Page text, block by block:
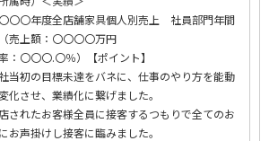
〇〇年度全店舗家具個人別売上 社員部門年間
売上額：〇〇〇〇万円
：〇〇〇.〇％）【ポイント】
当初の目標未達をバネに、仕事のやり方を能動
化させ、業績化に繋げました。
されたお客様全員に接客するつもりで全てのお
お声掛けし接客に臨みました。